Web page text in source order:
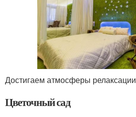
Достигаем атмосферы релаксации
Цветочный сад